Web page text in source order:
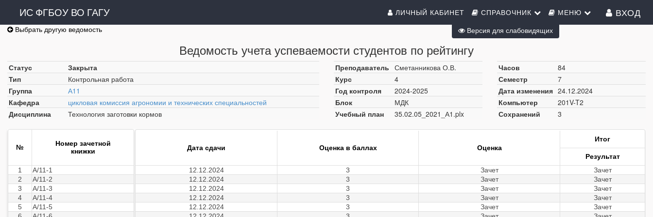
ИС ФГБОУ ВО ГАГУ ЛИЧНЫЙ КАБИНЕТ СПРАВОЧНИК МЕНЮ ВХОД
Выбрать другую ведомость
Ведомость учета успеваемости студентов по рейтингу
Статус
Закрыта
Тип
Контрольная работа
Группа
А11
Кафедра
цикловая комиссия агрономии и технических специальностей
Дисциплина
Технология заготовки кормов
Преподаватель Сметанникова О.В.
Курс
4
Год контроля
2024-2025
Блок
МДК
Учебный план
35.02.05_2021_А1.plx
Часов
84
Семестр
7
Дата изменения 24.12.2024
Компьютер
201V-T2
Сохранений
3
№
Номер зачетной
книжки
1
А/11-1
2
А/11-2
3
А/11-3
4
А/11-4
5
А/11-5
Дата сдачи Оценка в баллах Оценка
Итог
Результат
12.12.2024
3 Зачет
Зачет
12.12.2024
3 Зачет
Зачет
12.12.2024
3 Зачет
Зачет
12.12.2024
3 Зачет
Зачет
12.12.2024
3 Зачет
Зачет
Версия для слабовидящих